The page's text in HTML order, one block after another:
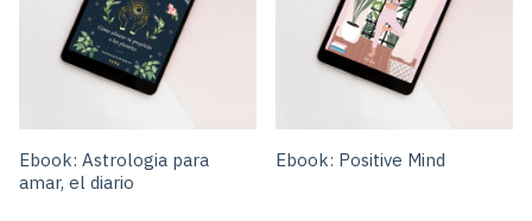
Ebook: Astrologia para
amar, el diario
Ebook: Positive Mind